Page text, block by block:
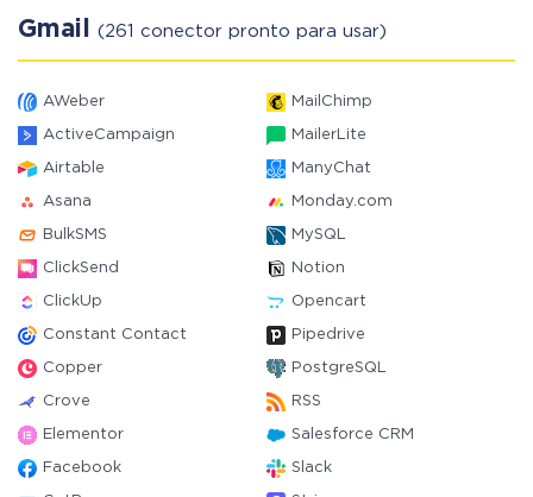
Gmail (261 conector pronto para usar)
AWeber MailChimp
ActiveCampaign MailerLite
Airtable ManyChat
Asana Monday.com
BulkSMS MySQL
ClickSend Notion
ClickUp Opencart
Constant Contact Pipedrive
Copper PostgreSQL
Crove RSS
Elementor Salesforce CRM
Facebook Slack